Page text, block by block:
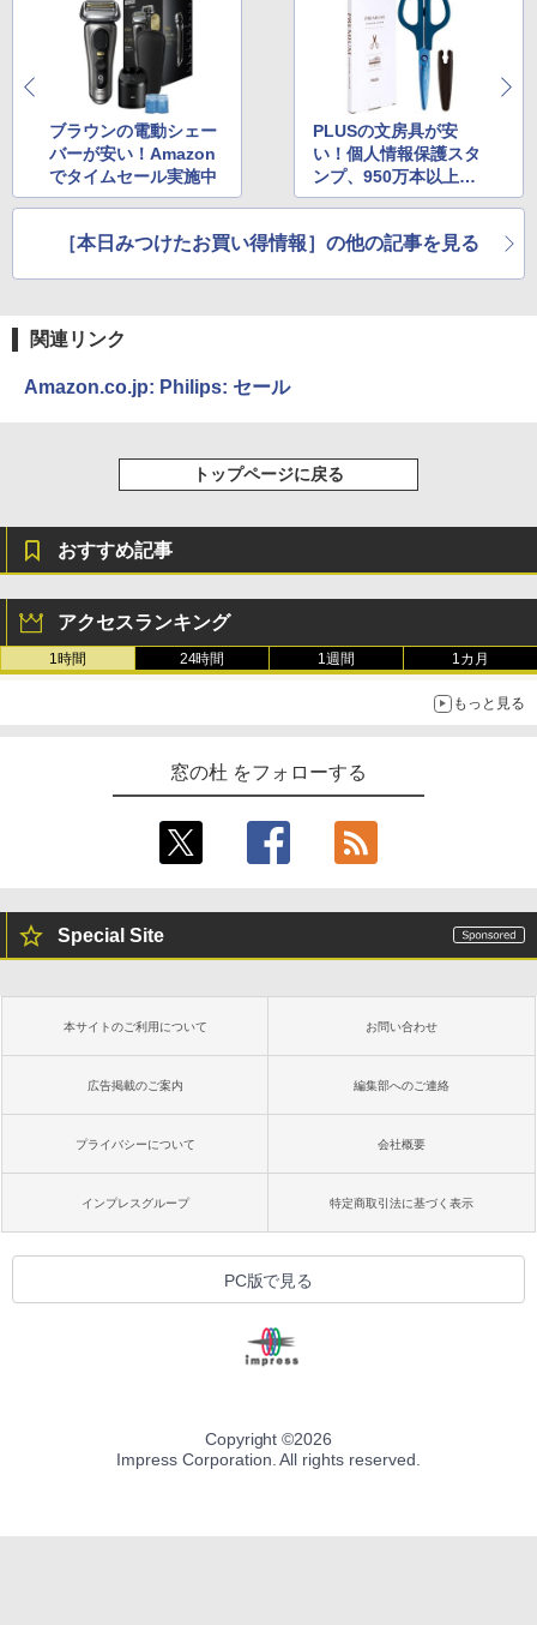
ブラウンの電動シェー
バーが安い！Amazon
でタイムセール実施中
PLUSの文房具が安
い！個人情報保護スタ
ンプ、950万本以上出
荷の激売れチタンコー
数【Amazon】
［本日みつけたお買い得情報］の他の記事を見る
関連リンク
Amazon.co.jp: Philips: セール
トップページに戻る
おすすめ記事
アクセスランキング
1時間 24時間 1週間 1カ月
もっと見る
窓の杜 をフォローする
Special Site
本サイトのご利用について お問い合わせ
広告掲載のご案内 編集部へのご連絡
プライバシーについて 会社概要
インプレスグループ 特定商取引法に基づく表示
PC版で見る
Copyright ©2026
Impress Corporation. All rights reserved.